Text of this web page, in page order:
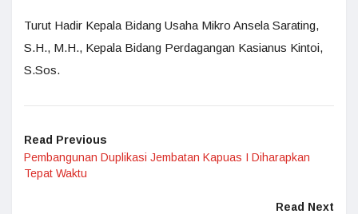
Turut Hadir Kepala Bidang Usaha Mikro Ansela Sarating,
S.H., M.H., Kepala Bidang Perdagangan Kasianus Kintoi,
S.Sos.
Read Previous
Pembangunan Duplikasi Jembatan Kapuas I Diharapkan
Tepat Waktu
Read Next